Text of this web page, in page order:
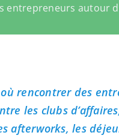
entrepreneurs autour
où rencontrer des
les clubs
afterworks, les